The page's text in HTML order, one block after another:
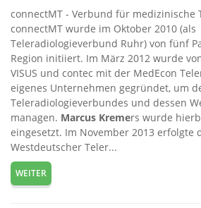
connectMT - Verbund für medizinische
connectMT wurde im Oktober 2010 (als
Teleradiologieverbund Ruhr) von fünf
Region initiiert. Im März 2012 wurde
VISUS und contec mit der MedEcon
eigenes Unternehmen gegründet, um
Teleradiologieverbundes und dessen
managen. Marcus Kremers wurde
eingesetzt. Im November 2013 erfolgte
Westdeutscher Teler...
WEITER